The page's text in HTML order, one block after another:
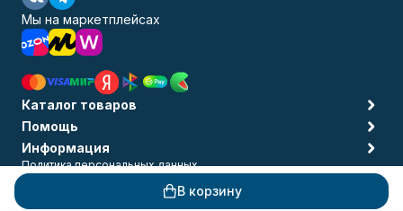
В корзину
Мы на маркетплейсах
Каталог товаров
Помощь
Информация
Политика персональных данных
© 2009-2026 MSANTEH